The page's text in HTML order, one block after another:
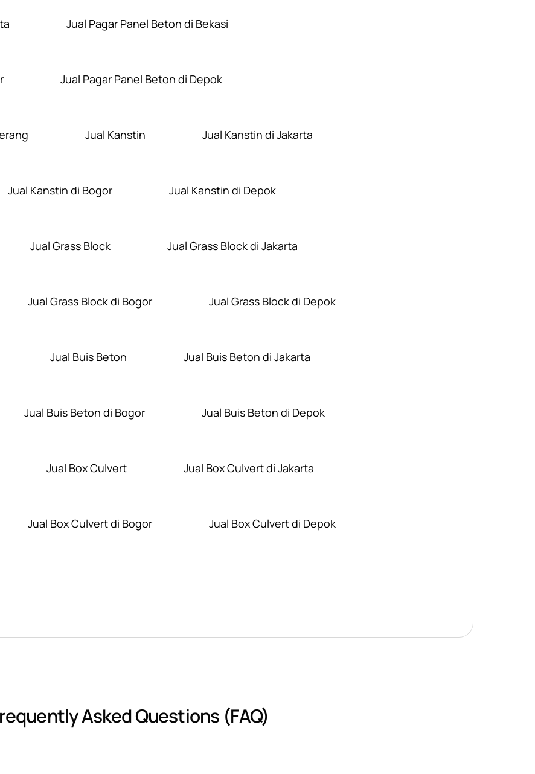
Jual Pagar Panel Beton di Bekasi
Jual Pagar Panel Beton di Depok
Jual Kanstin Jual Kanstin di Jakarta
Jual Kanstin di Bogor Jual Kanstin di Depok
Jual Grass Block Jual Grass Block di Jakarta
Jual Grass Block di Bogor Jual Grass Block di Depok
Jual Buis Beton Jual Buis Beton di Jakarta
Jual Buis Beton di Bogor Jual Buis Beton di Depok
Jual Box Culvert Jual Box Culvert di Jakarta
Jual Box Culvert di Bogor Jual Box Culvert di Depok
Asked Questions (FAQ)